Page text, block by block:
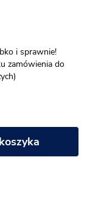
i sprawnie!
zamówienia do